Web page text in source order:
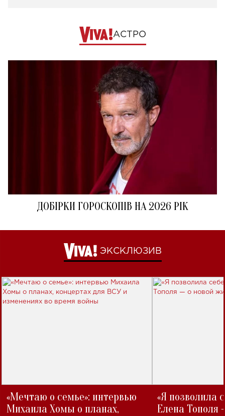
АСТРО
ДОБІРКИ ГОРОСКОПІВ НА 2026 РІК
ЭКСКЛЮЗИВ
«Мечтаю о семье»: интервью
Михаила Хомы о планах,
«Я позволила
Елена Тополя